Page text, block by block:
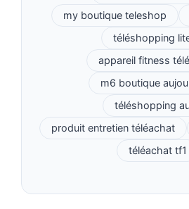
my boutique teleshop
téléshopping
appareil fitness
m6 boutique
téléshopping
produit entretien téléachat
téléachat tf1